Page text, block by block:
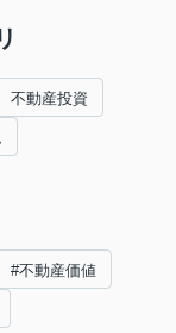
不動産投資
#不動産価値